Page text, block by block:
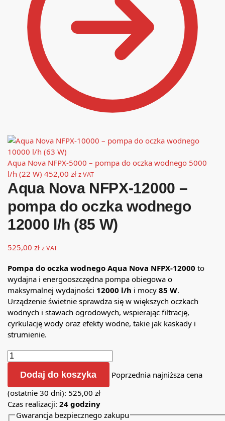
Aqua Nova NFPX-5000 – pompa do oczka wodnego 5000
l/h (22 W) 452,00 zł z VAT
Aqua Nova NFPX-12000 –
pompa do oczka wodnego
12000 l/h (85 W)
525,00 zł z VAT
Pompa do oczka wodnego Aqua Nova NFPX-12000 to
wydajna i energooszczędna pompa obiegowa o
maksymalnej wydajności 12000 l/h i mocy 85 W.
Urządzenie świetnie sprawdza się w większych oczkach
wodnych i stawach ogrodowych, wspierając filtrację,
cyrkulację wody oraz efekty wodne, takie jak kaskady i
strumienie.
Dodaj do koszyka
Poprzednia najniższa cena
(ostatnie 30 dni): 525,00 zł
Czas realizacji: 24 godziny
Gwarancja bezpiecznego zakupu